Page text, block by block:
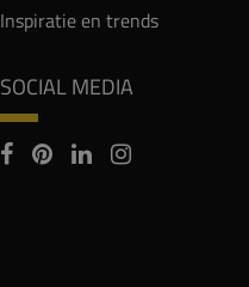
Inspiratie en trends
SOCIAL MEDIA